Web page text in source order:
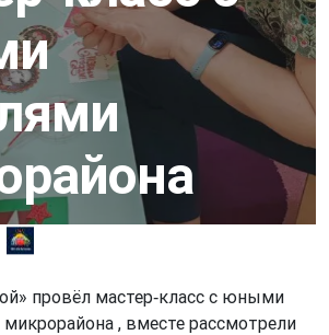
провёл мастер‑класс с юными
‍‍‍‍‍, вместе рассмотрели